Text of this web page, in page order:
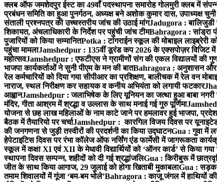
क्लब ऑफ जमशेदपुर ईस्ट का 49वाँ पदस्थापना समारोह गोलमुरी क्लब में
प्रबंधन समिति का हुआ पुनर्गठन, अध्यक्ष बने अशोक कुमार दास, उपाध्यक्ष चुनी
संताली प्रश्नपत्र की उच्चस्तरीय जांच की उठाई मांगJadugora : बालिजुडी
शिकायत, अंचलाधिकारी के निर्देश पर पहुंची जांच टीमBahragora : सांड्रा
पुजारियों को किया सम्मानितPotka : टांगराईन स्कूल की मोबाइल लाइब्रेरी
पहुंचा मामलाJamshedpur : 135वीं डूरंड कप 2026 के एक्सपोज़र विजिट में
महोत्सवJamshedpur : एफटीएस ने ग्रामीणों संग की एकल विद्यालयों की
भाजपा कार्यकर्ताओं ने सुनी पीएम के मन की बातBahragora : अनुशासन और
रेल कर्मचारियों को दिया गया सीपीआर का प्रशिक्षण, बालीचक में रेल वन
नाराज, स्थल निरीक्षण कर सहायक व कनीय अभियंता को लगायी फटकार
आह्वानJamshedpur : जलाभिषेक के लिए यूनियन का जत्था हुआ बाबा नगरी
मंदिर, गीता आश्रम में श्रद्धा व उल्लास के साथ मनाई गई गुरु पूर्णिमा
योजना से छह लाख महिलाओं के नाम काटे जाने पर हमलावर हुई भाजपा,
बैठक में तैयारियो पर चर्चाJamshedpur : कारगिल विजय दिवस पर
की जनगणना से जुड़ी तस्वीरों की प्रदर्शनी का किया उद्घाटनGua : गुवा में
हेपेटाइटिस दिवस पर रंभा कॉलेज ऑफ नर्सिंग एंड फार्मेसी में जागरूकता
स्कूल में कक्षा XI एवं XII के मेधावी विद्यार्थियों को ‘ऑनर कार्ड’ से किया गया
स्थापना दिवस सम्पन्न, शहीदों को दी गई श्रद्धांजलिGua : किरीबुरू में
जीत के साथ किया आगाज, 29 जुलाई को होगा खिताबी मुकाबलाGua : सड़क
तमाम शिवालयों में गूंजा ‘बम-बम भोले’Bahragora : काजू जंगल में हाथियों की